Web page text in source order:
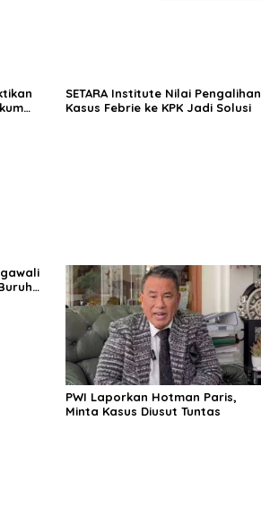
SETARA Institute Nilai Pengalihan
Kasus Febrie ke KPK Jadi Solusi
PWI Laporkan Hotman Paris,
Minta Kasus Diusut Tuntas